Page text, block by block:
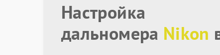
Настройка
дальномера Nikon